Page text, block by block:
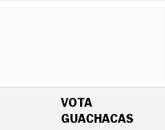
NEW WINDOW
VOTA
GUACHACAS